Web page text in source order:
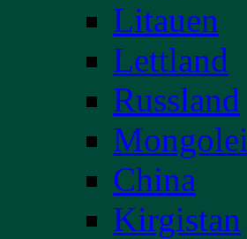
Litauen
Lettland
Russland
Mongolei
China
Kirgistan